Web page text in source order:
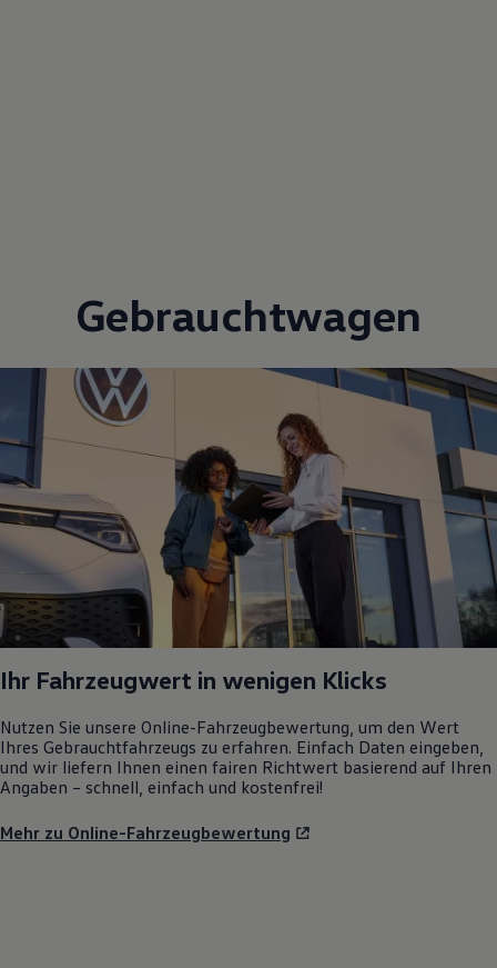
Gebrauchtwagen
Ihr Fahrzeugwert in wenigen Klicks
Nutzen Sie unsere Online-Fahrzeugbewertung, um den Wert
Ihres Gebrauchtfahrzeugs zu erfahren. Einfach Daten eingeben,
und wir liefern Ihnen einen fairen Richtwert basierend auf Ihren
Angaben – schnell, einfach und kostenfrei!
Mehr zu Online-Fahrzeugbewertung